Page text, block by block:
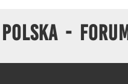
- Forum